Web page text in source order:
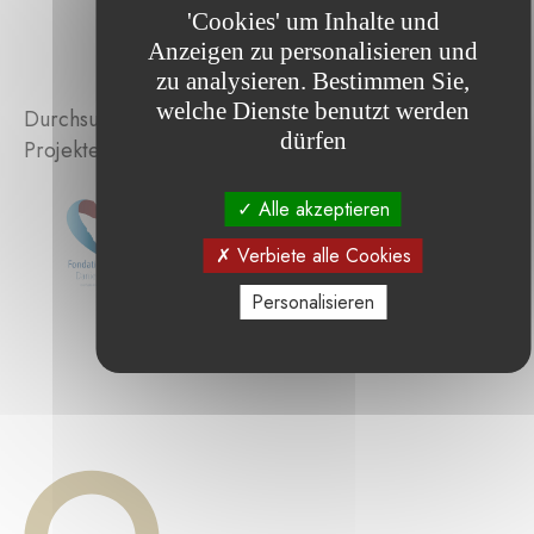
Durchsuchen Sie die von der Stiftung unterstützten
Projekte :
'Cookies' um Inhalte und
Anzeigen zu personalisieren und
zu analysieren. Bestimmen Sie,
welche Dienste benutzt werden
dürfen
Alle akzeptieren
Verbiete alle Cookies
Personalisieren